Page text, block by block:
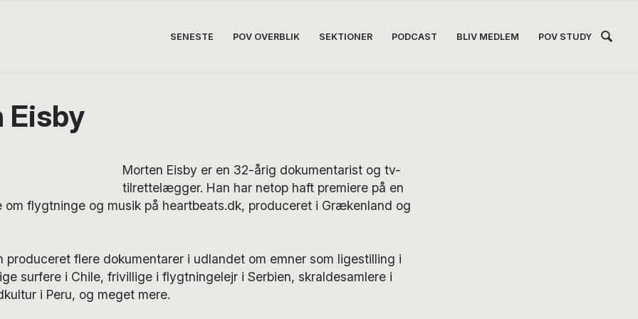
SENESTE POV OVERBLIK SEKTIONER PODCAST BLIV MEDLEM POV STUDY
Eisby
Morten Eisby er en 32-årig dokumentarist og tv-
tilrettelægger. Han har netop haft premiere på en
om flygtninge og musik på heartbeats.dk, produceret i Grækenland og
produceret flere dokumentarer i udlandet om emner som ligestilling i
surfere i Chile, frivillige i flygtningelejr i Serbien, skraldesamlere i
i Peru, og meget mere.